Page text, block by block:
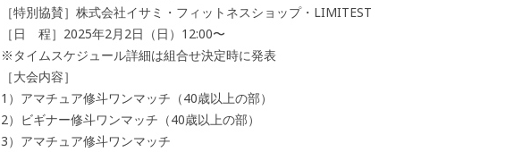
［特別協賛］株式会社イサミ・フィットネスショップ・LIMITEST
［日 程］2025年2月2日（日）12:00〜
※タイムスケジュール詳細は組合せ決定時に発表
［大会内容］
1）アマチュア修斗ワンマッチ（40歳以上の部）
2）ビギナー修斗ワンマッチ（40歳以上の部）
3）アマチュア修斗ワンマッチ